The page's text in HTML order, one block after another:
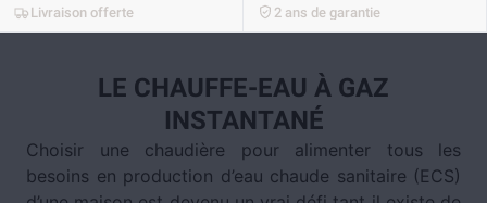
Livraison offerte 2 ans de garantie
LE CHAUFFE-EAU À GAZ
INSTANTANÉ
Choisir une chaudière pour alimenter tous les
besoins en production d’eau chaude sanitaire (ECS)